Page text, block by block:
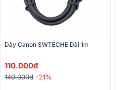
Dây Canon SWTECHE Dài 1m
110.000đ
140.000đ -21%